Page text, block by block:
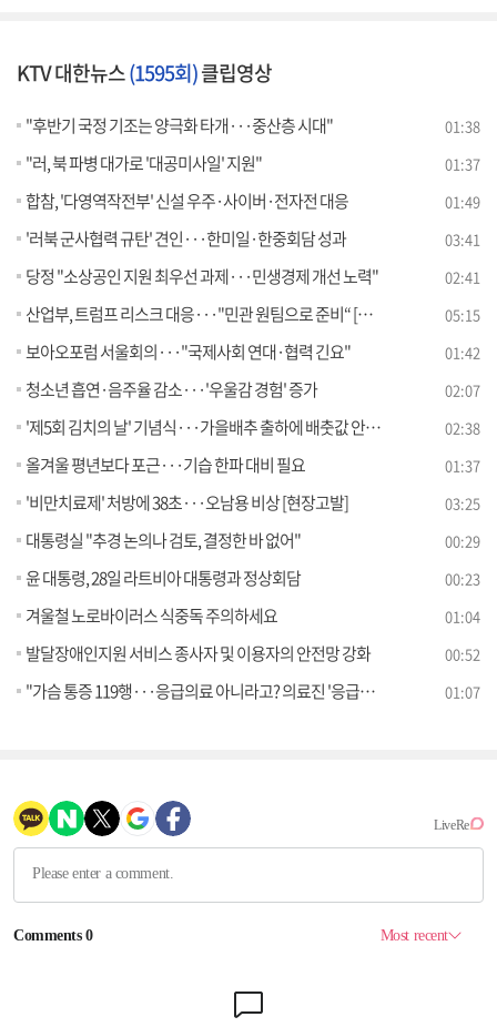
KTV 대한뉴스(1595회)클립영상
"후반기 국정 기조는 양극화 타개···중산층 시대" 01:38
"러, 북 파병 대가로 '대공미사일' 지원" 01:37
합참, '다영역작전부' 신설 우주·사이버·전자전 대응 01:49
'러북 군사협력 규탄' 견인···한미일·한중회담 성과 03:41
당정 "소상공인 지원 최우선 과제···민생경제 개선 노력" 02:41
산업부, 트럼프 리스크 대응···"민관 원팀으로 준비“ [뉴스의 맥] 05:15
보아오포럼 서울회의···"국제사회 연대·협력 긴요" 01:42
청소년 흡연·음주율 감소···'우울감 경험' 증가 02:07
'제5회 김치의 날' 기념식···가을배추 출하에 배춧값 안정세 02:38
올겨울 평년보다 포근···기습 한파 대비 필요 01:37
'비만치료제' 처방에 38초···오남용 비상 [현장고발] 03:25
대통령실 "추경 논의나 검토, 결정한 바 없어" 00:29
윤 대통령, 28일 라트비아 대통령과 정상회담 00:23
겨울철 노로바이러스 식중독 주의하세요 01:04
발달장애인지원 서비스 종사자 및 이용자의 안전망 강화 00:52
"가슴 통증 119행···응급의료 아니라고? 의료진 '응급의료' 판단 존중해야 01:07